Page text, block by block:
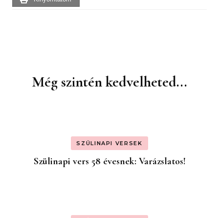
Bejegyzések
Még szintén kedvelheted...
SZÜLINAPI VERSEK
Szülinapi vers 58 évesnek: Varázslatos!